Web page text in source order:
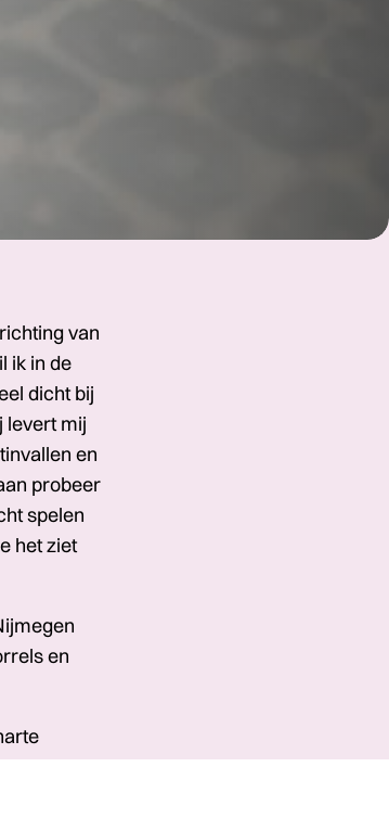
van
ik in de
dicht bij
levert mij
en
probeer
spelen
het ziet
en